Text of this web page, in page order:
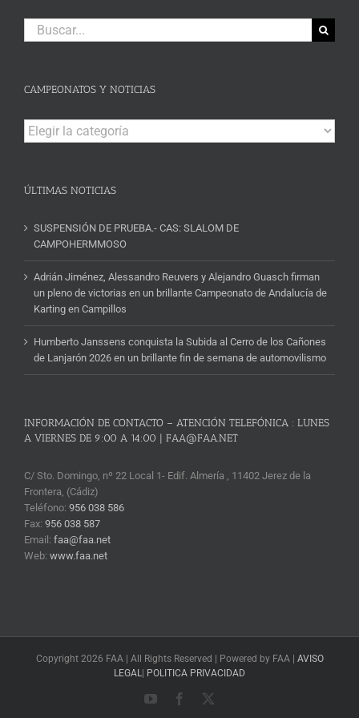
Buscar:
CAMPEONATOS Y NOTICIAS
Campeonatos
y
ÚLTIMAS NOTICIAS
SUSPENSIÓN DE PRUEBA.- CAS: SLALOM DE
CAMPOHERMMOSO
Adrián Jiménez, Alessandro Reuvers y Alejandro Guasch firman
un pleno de victorias en un brillante Campeonato de Andalucía de
Karting en Campillos
Humberto Janssens conquista la Subida al Cerro de los Cañones
de Lanjarón 2026 en un brillante fin de semana de automovilismo
INFORMACIÓN DE CONTACTO – ATENCIÓN TELEFÓNICA : LUNES
A VIERNES DE 9:00 A 14:00 | FAA@FAA.NET
C/ Sto. Domingo, nº 22 Local 1- Edif. Almería , 11402 Jerez de la
Frontera, (Cádiz)
Teléfono: 956 038 586
Fax: 956 038 587
Email: faa@faa.net
Web: www.faa.net
Copyright 2026 FAA | All Rights Reserved | Powered by FAA | AVISO
LEGAL | POLITICA PRIVACIDAD
YouTubeFacebook